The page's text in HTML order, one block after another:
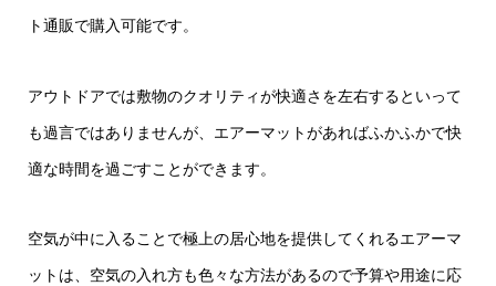
ト通販で購入可能です。
アウトドアでは敷物のクオリティが快適さを左右するといって
も過言ではありませんが、エアーマットがあればふかふかで快
適な時間を過ごすことができます。
空気が中に入ることで極上の居心地を提供してくれるエアーマ
ットは、空気の入れ方も色々な方法があるので予算や用途に応